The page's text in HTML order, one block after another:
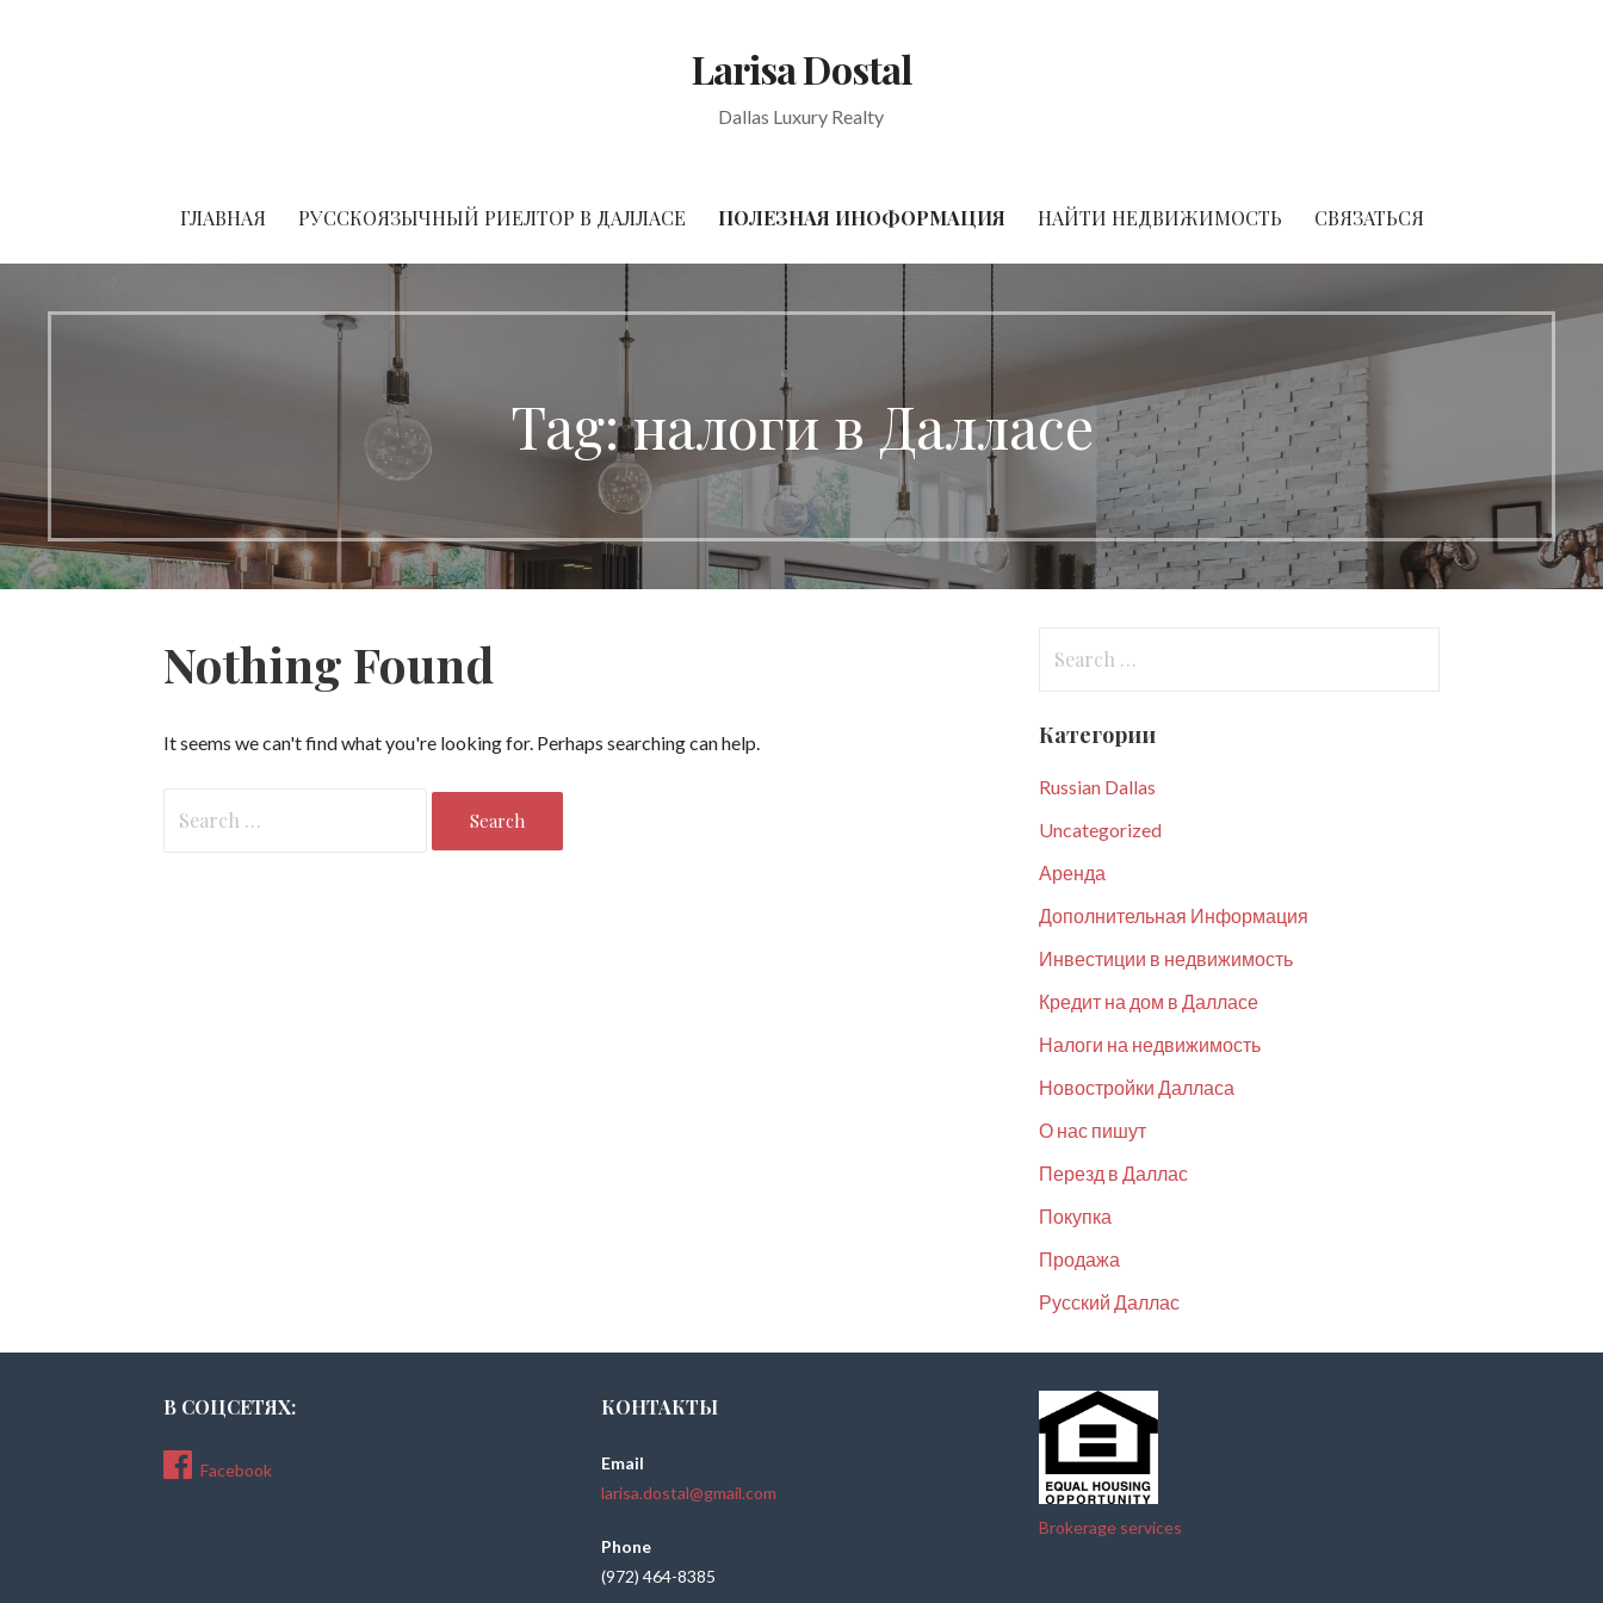
Larisa Dostal
Dallas Luxury Realty
ГЛАВНАЯ РУССКОЯЗЫЧНЫЙ РИЕЛТОР В ДАЛЛАСЕ ПОЛЕЗНАЯ ИНОФОРМАЦИЯ НАЙТИ НЕДВИЖИМОСТЬ СВЯЗАТЬСЯ
Tag:налоги в Далласе
Nothing Found
It seems we can't find what you're looking for. Perhaps searching can help. Категории
Russian Dallas
Uncategorized
Аренда
Дополнительная Информация
Инвестиции в недвижимость
Кредит на дом в Далласе
Налоги на недвижимость
Новостройки Далласа
О нас пишут
Перезд в Даллас
Покупка
Продажа
Русский Даллас
В СОЦСЕТЯХ:
Facebook
КОНТАКТЫ
Email
larisa.dostal@gmail.com
Phone
(972) 464-8385
Brokerage services